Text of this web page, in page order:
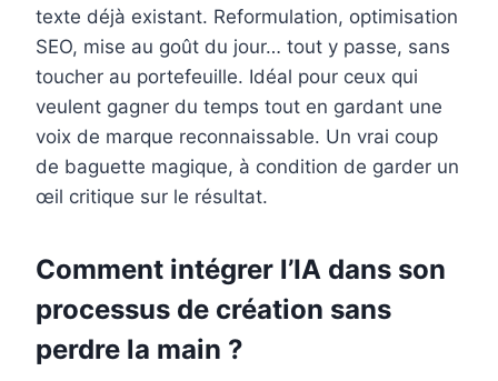
texte déjà existant. Reformulation, optimisation
SEO, mise au goût du jour… tout y passe, sans
toucher au portefeuille. Idéal pour ceux qui
veulent gagner du temps tout en gardant une
voix de marque reconnaissable. Un vrai coup
de baguette magique, à condition de garder un
œil critique sur le résultat.
Comment intégrer l’IA dans son
processus de création sans
perdre la main ?